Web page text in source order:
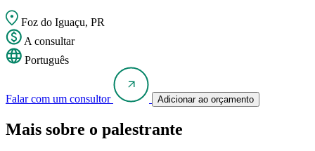
Foz do Iguaçu, PR
A consultar
Português
Falar com um consultor Adicionar ao orçamento
Mais sobre o palestrante